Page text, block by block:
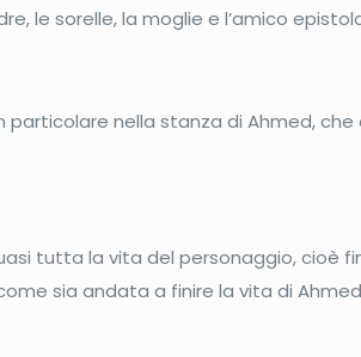
le sorelle, la moglie e l’amico
nella stanza di Ahmed,
tutta la vita del personaggio, cioè
sia andata a finire la vita di